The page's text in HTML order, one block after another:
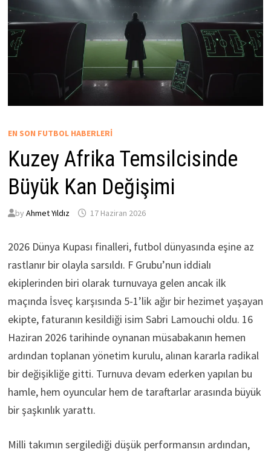
EN SON FUTBOL HABERLERI
Kuzey Afrika Temsilcisinde
Büyük Kan Değişimi
by Ahmet Yıldız 17 Haziran 2026
2026 Dünya Kupası finalleri, futbol dünyasında eşine az
rastlanır bir olayla sarsıldı. F Grubu’nun iddialı
ekiplerinden biri olarak turnuvaya gelen ancak ilk
maçında İsveç karşısında 5-1’lik ağır bir hezimet yaşayan
ekipte, faturanın kesildiği isim Sabri Lamouchi oldu. 16
Haziran 2026 tarihinde oynanan müsabakanın hemen
ardından toplanan yönetim kurulu, alınan kararla radikal
bir değişikliğe gitti. Turnuva devam ederken yapılan bu
hamle, hem oyuncular hem de taraftarlar arasında büyük
bir şaşkınlık yarattı.
Milli takımın sergilediği düşük performansın ardından,